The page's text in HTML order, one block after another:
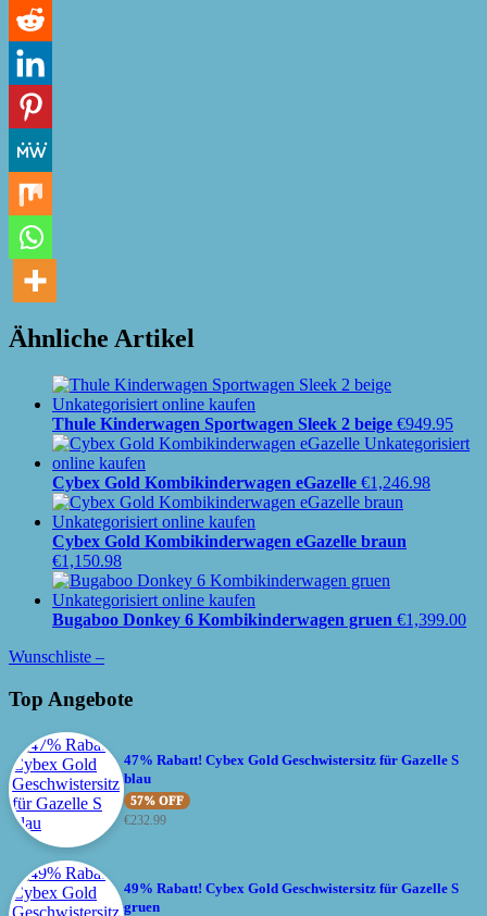
Ähnliche Artikel
Thule Kinderwagen Sportwagen Sleek 2 beige €949.95
Cybex Gold Kombikinderwagen eGazelle €1,246.98
Cybex Gold Kombikinderwagen eGazelle braun
€1,150.98
Bugaboo Donkey 6 Kombikinderwagen gruen €1,399.00
Wunschliste –
Top Angebote
47% Rabatt! Cybex Gold Geschwistersitz für Gazelle S
blau
57% OFF
€232.99
49% Rabatt! Cybex Gold Geschwistersitz für Gazelle S
gruen